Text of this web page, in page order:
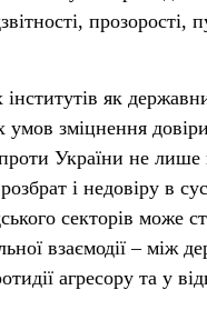
прозорості,
як
зміцнення
України не лише
і недовіру в
секторів може
взаємодії – між
агресору та у